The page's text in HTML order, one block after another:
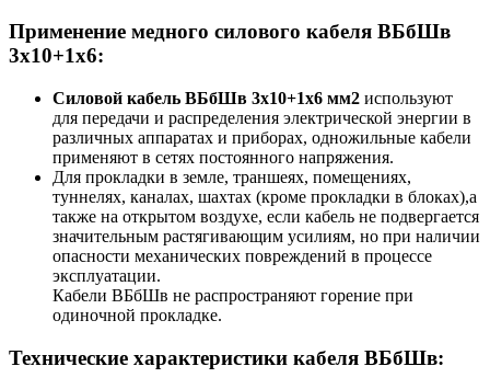
Применение медного силового кабеля ВБбШв
3х10+1х6:
Силовой кабель ВБбШв 3х10+1х6 мм2 используют
для передачи и распределения электрической энергии в
различных аппаратах и приборах, одножильные кабели
применяют в сетях постоянного напряжения.
Для прокладки в земле, траншеях, помещениях,
туннелях, каналах, шахтах (кроме прокладки в блоках),а
также на открытом воздухе, если кабель не подвергается
значительным растягивающим усилиям, но при наличии
опасности механических повреждений в процессе
эксплуатации.
Кабели ВБбШв не распространяют горение при
одиночной прокладке.
Технические характеристики кабеля ВБбШв: